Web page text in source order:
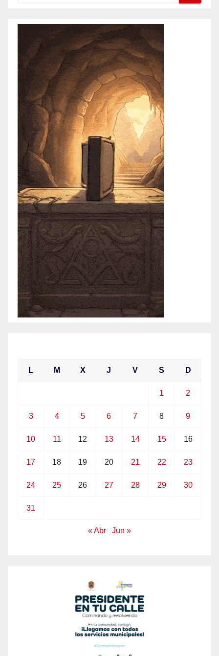
L M X J V S D
1 2
3 4 5 6 7 8 9
10 11 12 13 14 15 16
17 18 19 20 21 22 23
24 25 26 27 28 29 30
31
« Abr Jun »